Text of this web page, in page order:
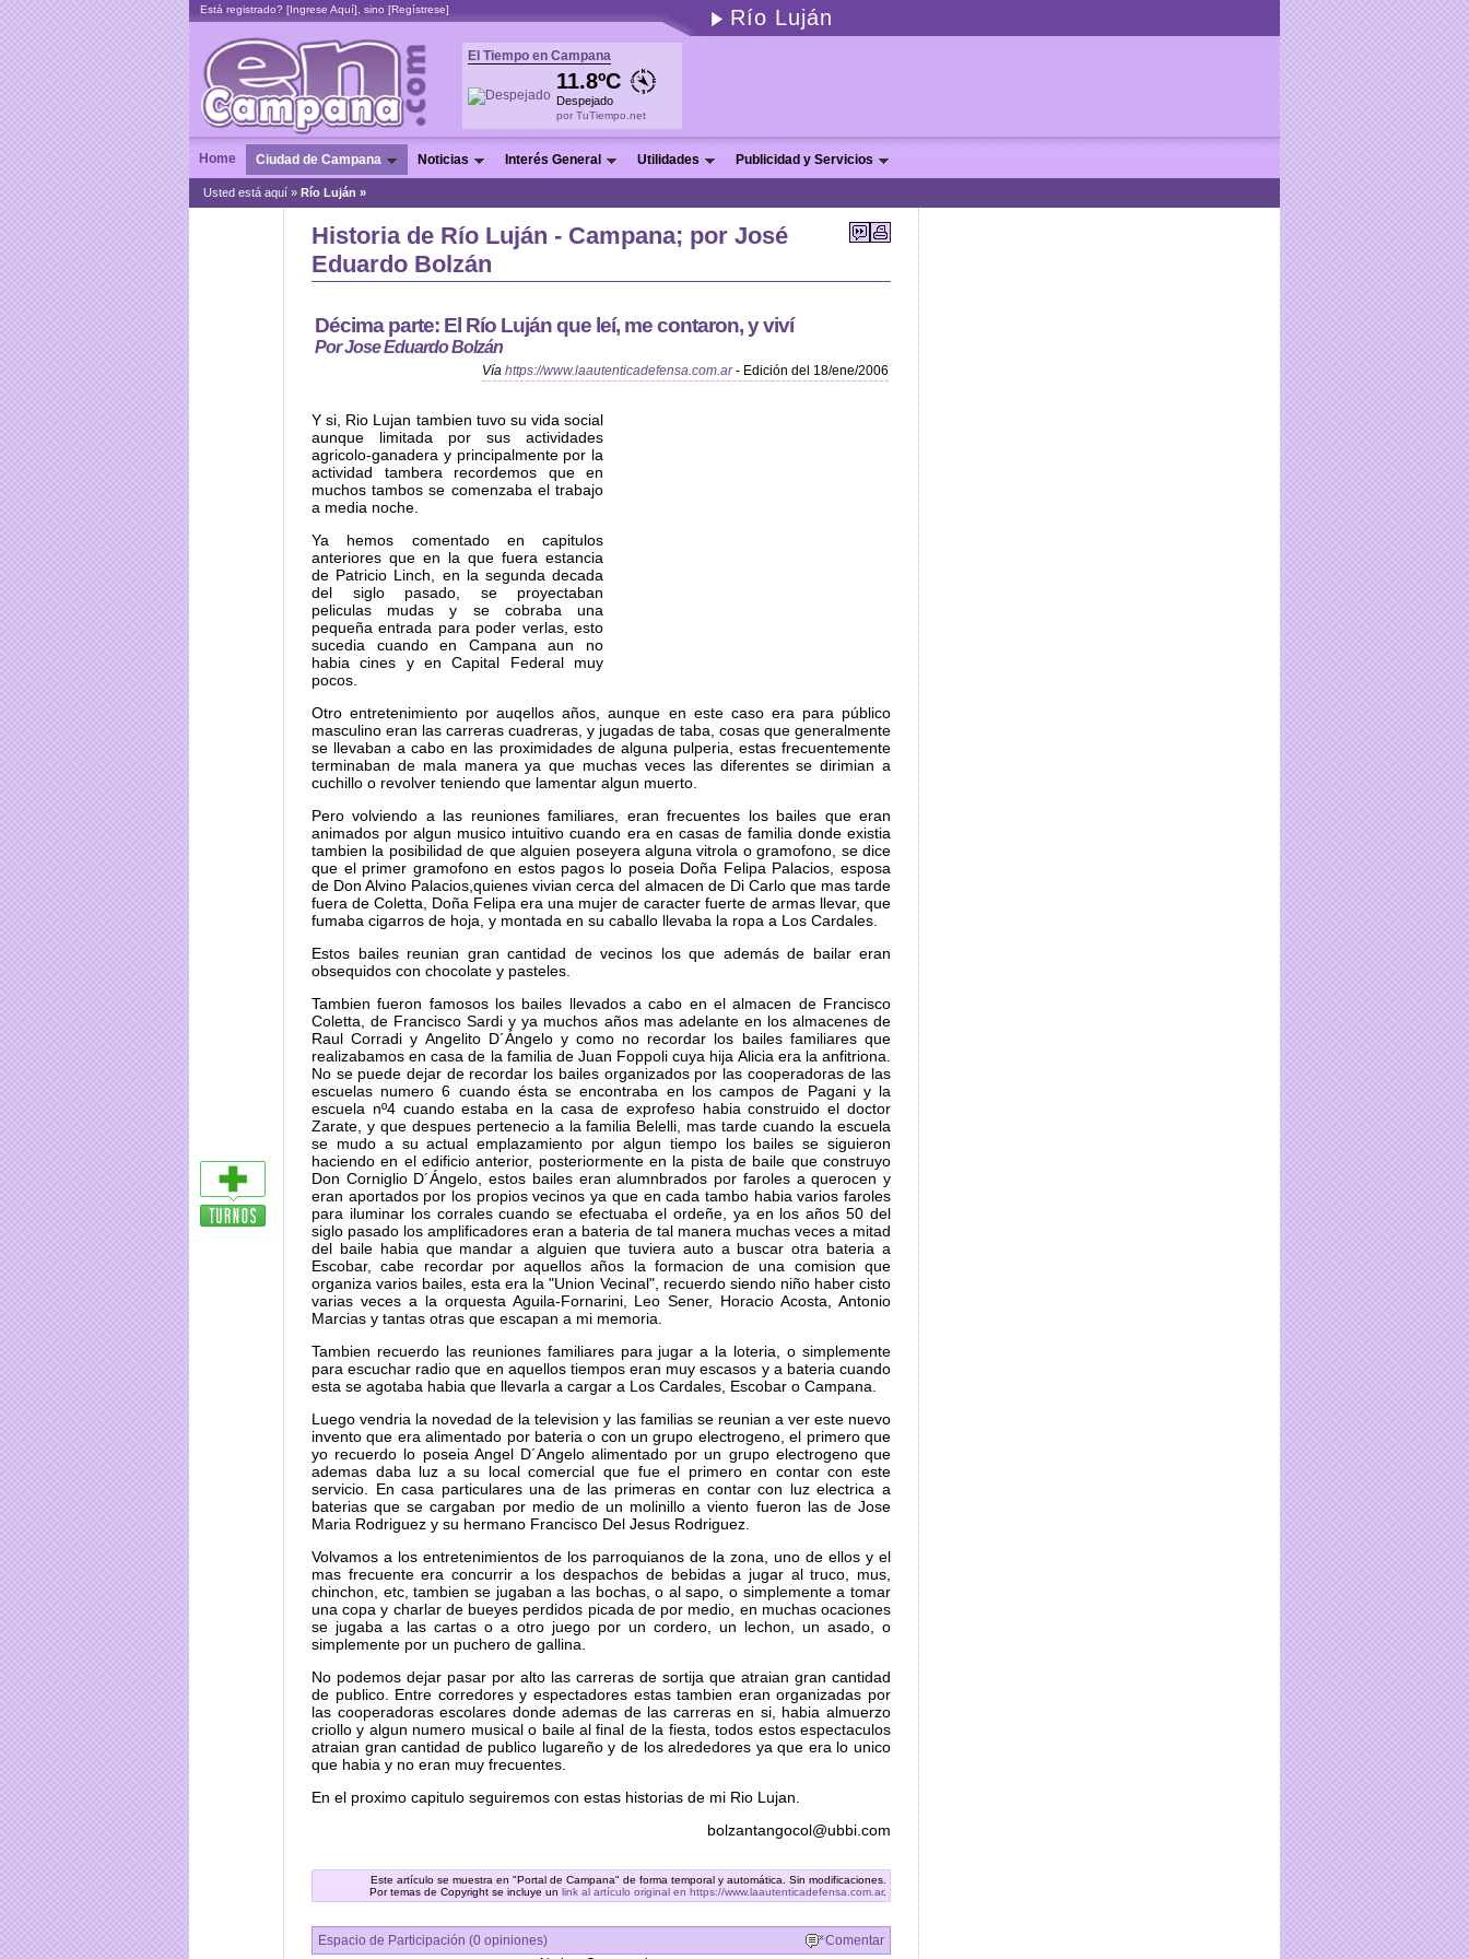
Está registrado? [Ingrese Aquí], sino [Regístrese] Río Luján
El Tiempo en Campana
11.8ºC
Despejado
por TuTiempo.net
Home Ciudad de Campana Noticias Interés General Utilidades Publicidad y Servicios
Usted está aquí » Río Luján »
Historia de Río Luján - Campana; por José
Eduardo Bolzán
Décima parte: El Río Luján que leí, me contaron, y viví
Por Jose Eduardo Bolzán
Vía https://www.laautenticadefensa.com.ar- Edición del 18/ene/2006
Y si, Rio Lujan tambien tuvo su vida social
aunque limitada por sus actividades
agricolo-ganadera y principalmente por la
actividad tambera recordemos que en
muchos tambos se comenzaba el trabajo
a media noche.
Ya hemos comentado en capitulos
anteriores que en la que fuera estancia
de Patricio Linch, en la segunda decada
del siglo pasado, se proyectaban
peliculas mudas y se cobraba una
pequeña entrada para poder verlas, esto
sucedia cuando en Campana aun no
habia cines y en Capital Federal muy
pocos.
Otro entretenimiento por auqellos años, aunque en este caso era para público
masculino eran las carreras cuadreras, y jugadas de taba, cosas que generalmente
se llevaban a cabo en las proximidades de alguna pulperia, estas frecuentemente
terminaban de mala manera ya que muchas veces las diferentes se dirimian a
cuchillo o revolver teniendo que lamentar algun muerto.
Pero volviendo a las reuniones familiares, eran frecuentes los bailes que eran
animados por algun musico intuitivo cuando era en casas de familia donde existia
tambien la posibilidad de que alguien poseyera alguna vitrola o gramofono, se dice
que el primer gramofono en estos pagos lo poseia Doña Felipa Palacios, esposa
de Don Alvino Palacios,quienes vivian cerca del almacen de Di Carlo que mas tarde
fuera de Coletta, Doña Felipa era una mujer de caracter fuerte de armas llevar, que
fumaba cigarros de hoja, y montada en su caballo llevaba la ropa a Los Cardales.
Estos bailes reunian gran cantidad de vecinos los que además de bailar eran
obsequidos con chocolate y pasteles.
Tambien fueron famosos los bailes llevados a cabo en el almacen de Francisco
Coletta, de Francisco Sardi y ya muchos años mas adelante en los almacenes de
Raul Corradi y Angelito D´Ángelo y como no recordar los bailes familiares que
realizabamos en casa de la familia de Juan Foppoli cuya hija Alicia era la anfitriona.
No se puede dejar de recordar los bailes organizados por las cooperadoras de las
escuelas numero 6 cuando ésta se encontraba en los campos de Pagani y la
escuela nº4 cuando estaba en la casa de exprofeso habia construido el doctor
Zarate, y que despues pertenecio a la familia Belelli, mas tarde cuando la escuela
se mudo a su actual emplazamiento por algun tiempo los bailes se siguieron
haciendo en el edificio anterior, posteriormente en la pista de baile que construyo
Don Corniglio D´Ángelo, estos bailes eran alumnbrados por faroles a querocen y
eran aportados por los propios vecinos ya que en cada tambo habia varios faroles
para iluminar los corrales cuando se efectuaba el ordeñe, ya en los años 50 del
siglo pasado los amplificadores eran a bateria de tal manera muchas veces a mitad
del baile habia que mandar a alguien que tuviera auto a buscar otra bateria a
Escobar, cabe recordar por aquellos años la formacion de una comision que
organiza varios bailes, esta era la "Union Vecinal", recuerdo siendo niño haber cisto
varias veces a la orquesta Aguila-Fornarini, Leo Sener, Horacio Acosta, Antonio
Marcias y tantas otras que escapan a mi memoria.
Tambien recuerdo las reuniones familiares para jugar a la loteria, o simplemente
para escuchar radio que en aquellos tiempos eran muy escasos y a bateria cuando
esta se agotaba habia que llevarla a cargar a Los Cardales, Escobar o Campana.
Luego vendria la novedad de la television y las familias se reunian a ver este nuevo
invento que era alimentado por bateria o con un grupo electrogeno, el primero que
yo recuerdo lo poseia Angel D´Angelo alimentado por un grupo electrogeno que
ademas daba luz a su local comercial que fue el primero en contar con este
servicio. En casa particulares una de las primeras en contar con luz electrica a
baterias que se cargaban por medio de un molinillo a viento fueron las de Jose
Maria Rodriguez y su hermano Francisco Del Jesus Rodriguez.
Volvamos a los entretenimientos de los parroquianos de la zona, uno de ellos y el
mas frecuente era concurrir a los despachos de bebidas a jugar al truco, mus,
chinchon, etc, tambien se jugaban a las bochas, o al sapo, o simplemente a tomar
una copa y charlar de bueyes perdidos picada de por medio, en muchas ocaciones
se jugaba a las cartas o a otro juego por un cordero, un lechon, un asado, o
simplemente por un puchero de gallina.
No podemos dejar pasar por alto las carreras de sortija que atraian gran cantidad
de publico. Entre corredores y espectadores estas tambien eran organizadas por
las cooperadoras escolares donde ademas de las carreras en si, habia almuerzo
criollo y algun numero musical o baile al final de la fiesta, todos estos espectaculos
atraian gran cantidad de publico lugareño y de los alrededores ya que era lo unico
que habia y no eran muy frecuentes.
En el proximo capitulo seguiremos con estas historias de mi Rio Lujan.
bolzantangocol@ubbi.com
Este artículo se muestra en "Portal de Campana" de forma temporal y automática. Sin modificaciones.
Por temas de Copyright se incluye un link al artículo original en https://www.laautenticadefensa.com.ar.
Comentar
Espacio de Participación (0 opiniones)